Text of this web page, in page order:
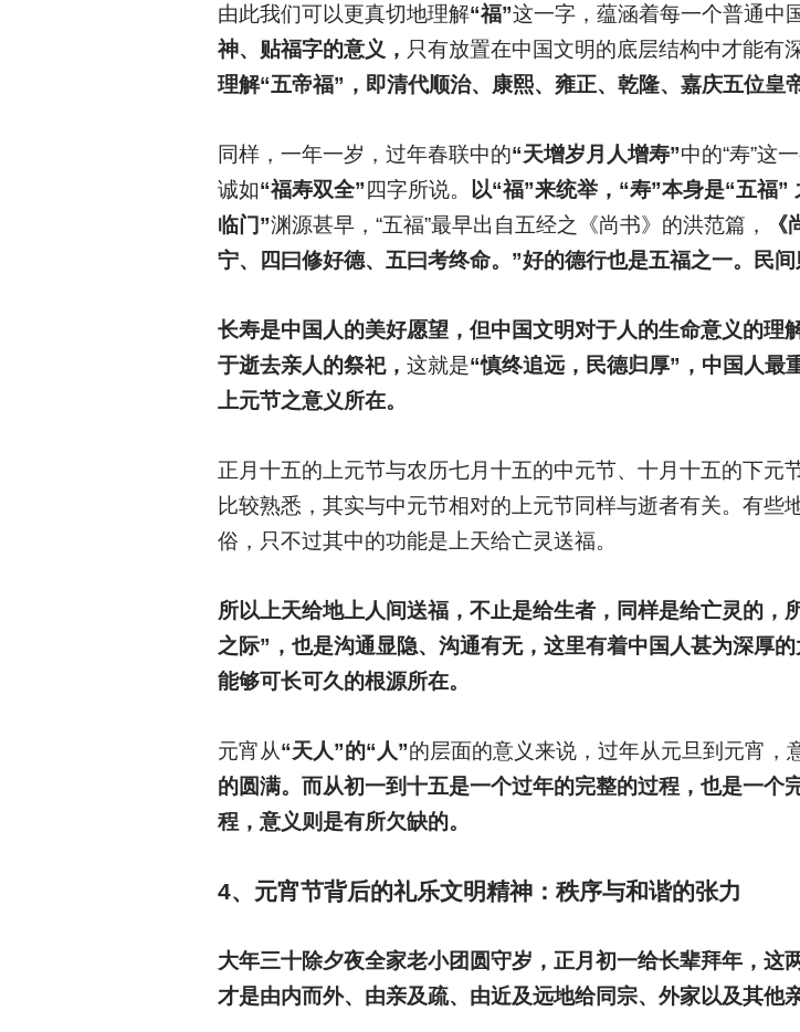
由此我们可以更真切地理解“福”这一字，蕴涵着每一个普通中
神、贴福字的意义， 只有放置在中国文明的底层结构中才能有
理解“五帝福”，即清代顺治、康熙、雍正、乾隆、嘉庆五位皇
同样，一年一岁，过年春联中的“天增岁月人增寿”中的“寿”这
诚如“福寿双全” 四字所说。 以“福”来统举，“寿”本身是“五福”
临门”渊源甚早，“五福”最早出自五经之《尚书》的洪范篇，
宁、四曰修好德、五曰考终命。”好的德行也是五福之一。民
长寿是中国人的美好愿望，但中国文明对于人的生命意义的
于逝去亲人的祭祀， 这就是“慎终追远，民德归厚”，中国人最
上元节之意义所在。
正月十五的上元节与农历七月十五的中元节、十月十五的下元
比较熟悉，其实与中元节相对的上元节同样与逝者有关。有些
俗，只不过其中的功能是上天给亡灵送福。
所以上天给地上人间送福，不止是给生者，同样是给亡灵的，
之际”，也是沟通显隐、沟通有无，这里有着中国人甚为深厚
能够可长可久的根源所在。
元宵从“天人”的“人”的层面的意义来说，过年从元旦到元宵，
的圆满。而从初一到十五是一个过年的完整的过程，也是一
程，意义则是有所欠缺的。
4、 元宵节背后的礼乐文明精神：秩序与和谐的张力
大年三十除夕夜全家老小团圆守岁，正月初一给长辈拜年，
才是由内而外、由亲及疏、由近及远地给同宗、外家以及其他